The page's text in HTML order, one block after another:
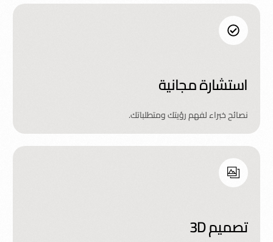
استشارة مجانية
نصائح خبراء لفهم رؤيتك ومتطلباتك.
تصميم 3D